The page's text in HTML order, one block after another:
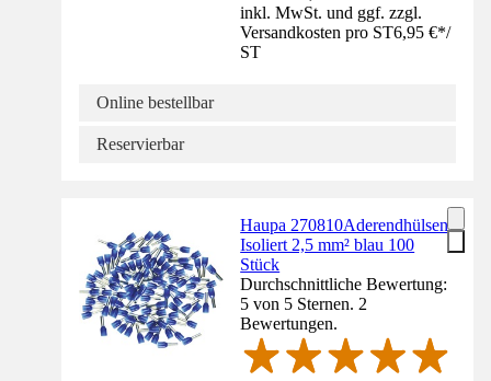
inkl. MwSt. und ggf. zzgl.
Versandkosten pro ST6,95 €*/
ST
Online bestellbar
Reservierbar
Haupa 270810Aderendhülsen
Isoliert 2,5 mm² blau 100
Stück
Durchschnittliche Bewertung:
5 von 5 Sternen. 2
Bewertungen.